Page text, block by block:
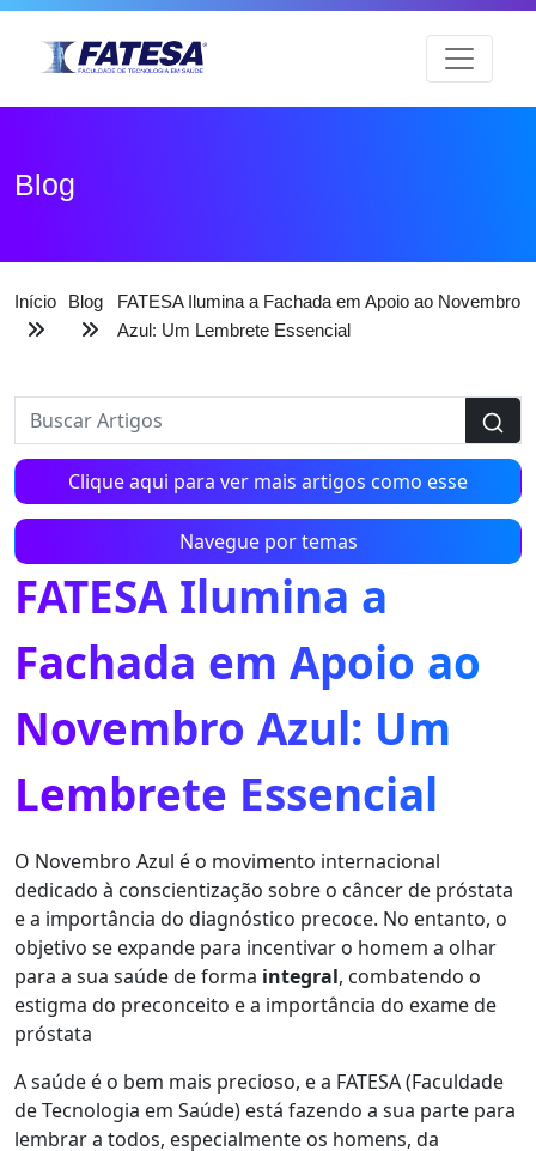
Blog
Início Blog
FATESA Ilumina a Fachada em Apoio ao Novembro
Azul: Um Lembrete Essencial
Clique aqui para ver mais artigos como esse
Navegue por temas
FATESA Ilumina a
Fachada em Apoio ao
Novembro Azul: Um
Lembrete Essencial
O Novembro Azul é o movimento internacional
dedicado à conscientização sobre o câncer de próstata
e a importância do diagnóstico precoce. No entanto, o
objetivo se expande para incentivar o homem a olhar
para a sua saúde de forma integral, combatendo o
estigma do preconceito e a importância do exame de
próstata
A saúde é o bem mais precioso, e a FATESA (Faculdade
de Tecnologia em Saúde) está fazendo a sua parte para
lembrar a todos, especialmente os homens, da